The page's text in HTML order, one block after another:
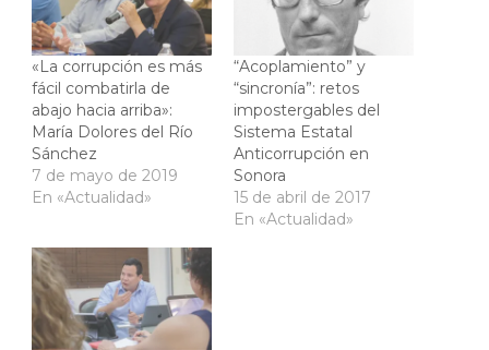
«La corrupción es más
fácil combatirla de
abajo hacia arriba»:
María Dolores del Río
Sánchez
7 de mayo de 2019
En «Actualidad»
“Acoplamiento” y
“sincronía”: retos
impostergables del
Sistema Estatal
Anticorrupción en
Sonora
15 de abril de 2017
En «Actualidad»